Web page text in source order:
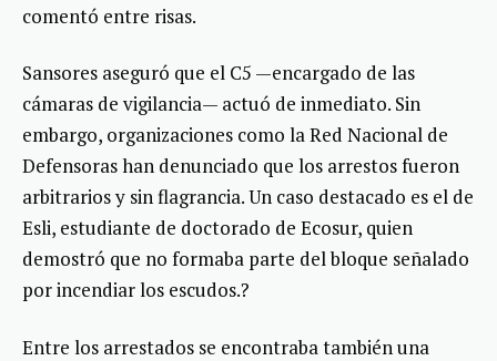
comentó entre risas.
Sansores aseguró que el C5 —encargado de las
cámaras de vigilancia— actuó de inmediato. Sin
embargo, organizaciones como la Red Nacional de
Defensoras han denunciado que los arrestos fueron
arbitrarios y sin flagrancia. Un caso destacado es el de
Esli, estudiante de doctorado de Ecosur, quien
demostró que no formaba parte del bloque señalado
por incendiar los escudos.?
Entre los arrestados se encontraba también una